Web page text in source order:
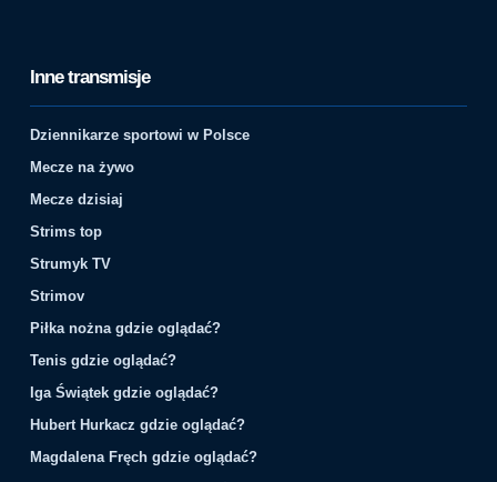
Inne transmisje
Dziennikarze sportowi w Polsce
Mecze na żywo
Mecze dzisiaj
Strims top
Strumyk TV
Strimov
Piłka nożna gdzie oglądać?
Tenis gdzie oglądać?
Iga Świątek gdzie oglądać?
Hubert Hurkacz gdzie oglądać?
Magdalena Fręch gdzie oglądać?